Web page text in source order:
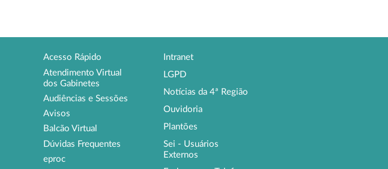
Acesso Rápido
Atendimento Virtual
dos Gabinetes
Audiências e Sessões
Avisos
Balcão Virtual
Dúvidas Frequentes
eproc
Intranet
LGPD
Notícias da 4ª Região
Ouvidoria
Plantões
Sei - Usuários
Externos